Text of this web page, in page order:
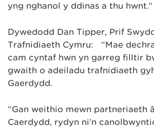
yng nghanol y ddinas a thu hwnt.”
Dywedodd Dan Tipper, Prif
Trafnidiaeth Cymru: “Mae
cam cyntaf hwn yn garreg filltir
gwaith o adeiladu trafnidiaeth
Gaerdydd.
“Gan weithio mewn partneriaeth
Caerdydd, rydyn ni’n